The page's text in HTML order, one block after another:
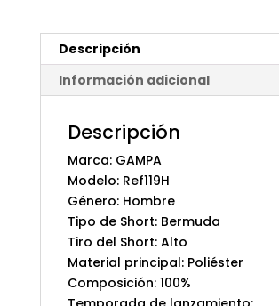
Descripción
Información adicional
Descripción
Marca: GAMPA
Modelo: Ref119H
Género: Hombre
Tipo de Short: Bermuda
Tiro del Short: Alto
Material principal: Poliéster
Composición: 100%